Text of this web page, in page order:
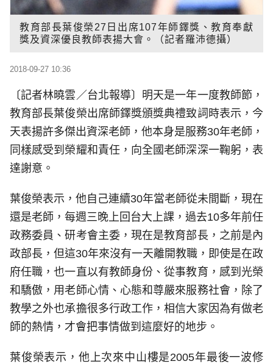
教育部長葉俊榮27日出席107年師鐸獎、教育奉獻
獎及資深優良教師表揚大會。（記者羅沛德攝）
2018-09-27 10:36
〔記者林曉雲／台北報導〕明天是一年一度教師節，
教育部長葉俊榮出席師鐸獎頒獎典禮致詞時表示，今
天表揚許多傑出資深老師，他本身是服務30年老師，
同樣感受到榮耀和責任，向全國老師深深一鞠躬，表
達謝意。
葉俊榮表示，他自己連續30年當老師從未間斷，現在
還是老師，每週三晚上回台大上課，過去10多年前任
政務委員、研考會主委，現在是教育部長，之前是內
政部長，但這30年來沒有一天離開教職，即使是在政
府任職，也一直以有教師身份、從事教育，感到光榮
和驕傲，用老師心情、心態和尊嚴來服務社會，除了
教學之外也承擔很多行政工作，相信大家因為有做老
師的熱情，才會把事情做到這麼好的地步。
葉俊榮表示，他上次來中山樓是2005年最後一波修